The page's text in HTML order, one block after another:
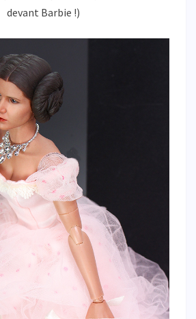
devant Barbie !)